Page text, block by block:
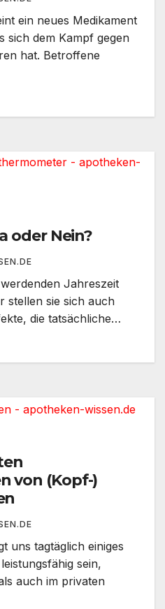
ein neues Medikament
sich dem Kampf gegen
hat. Betroffene
oder Nein?
Jahreszeit
stellen sie sich auch
die tatsächliche…
von (Kopf-)
uns tagtäglich einiges
sein,
auch im privaten